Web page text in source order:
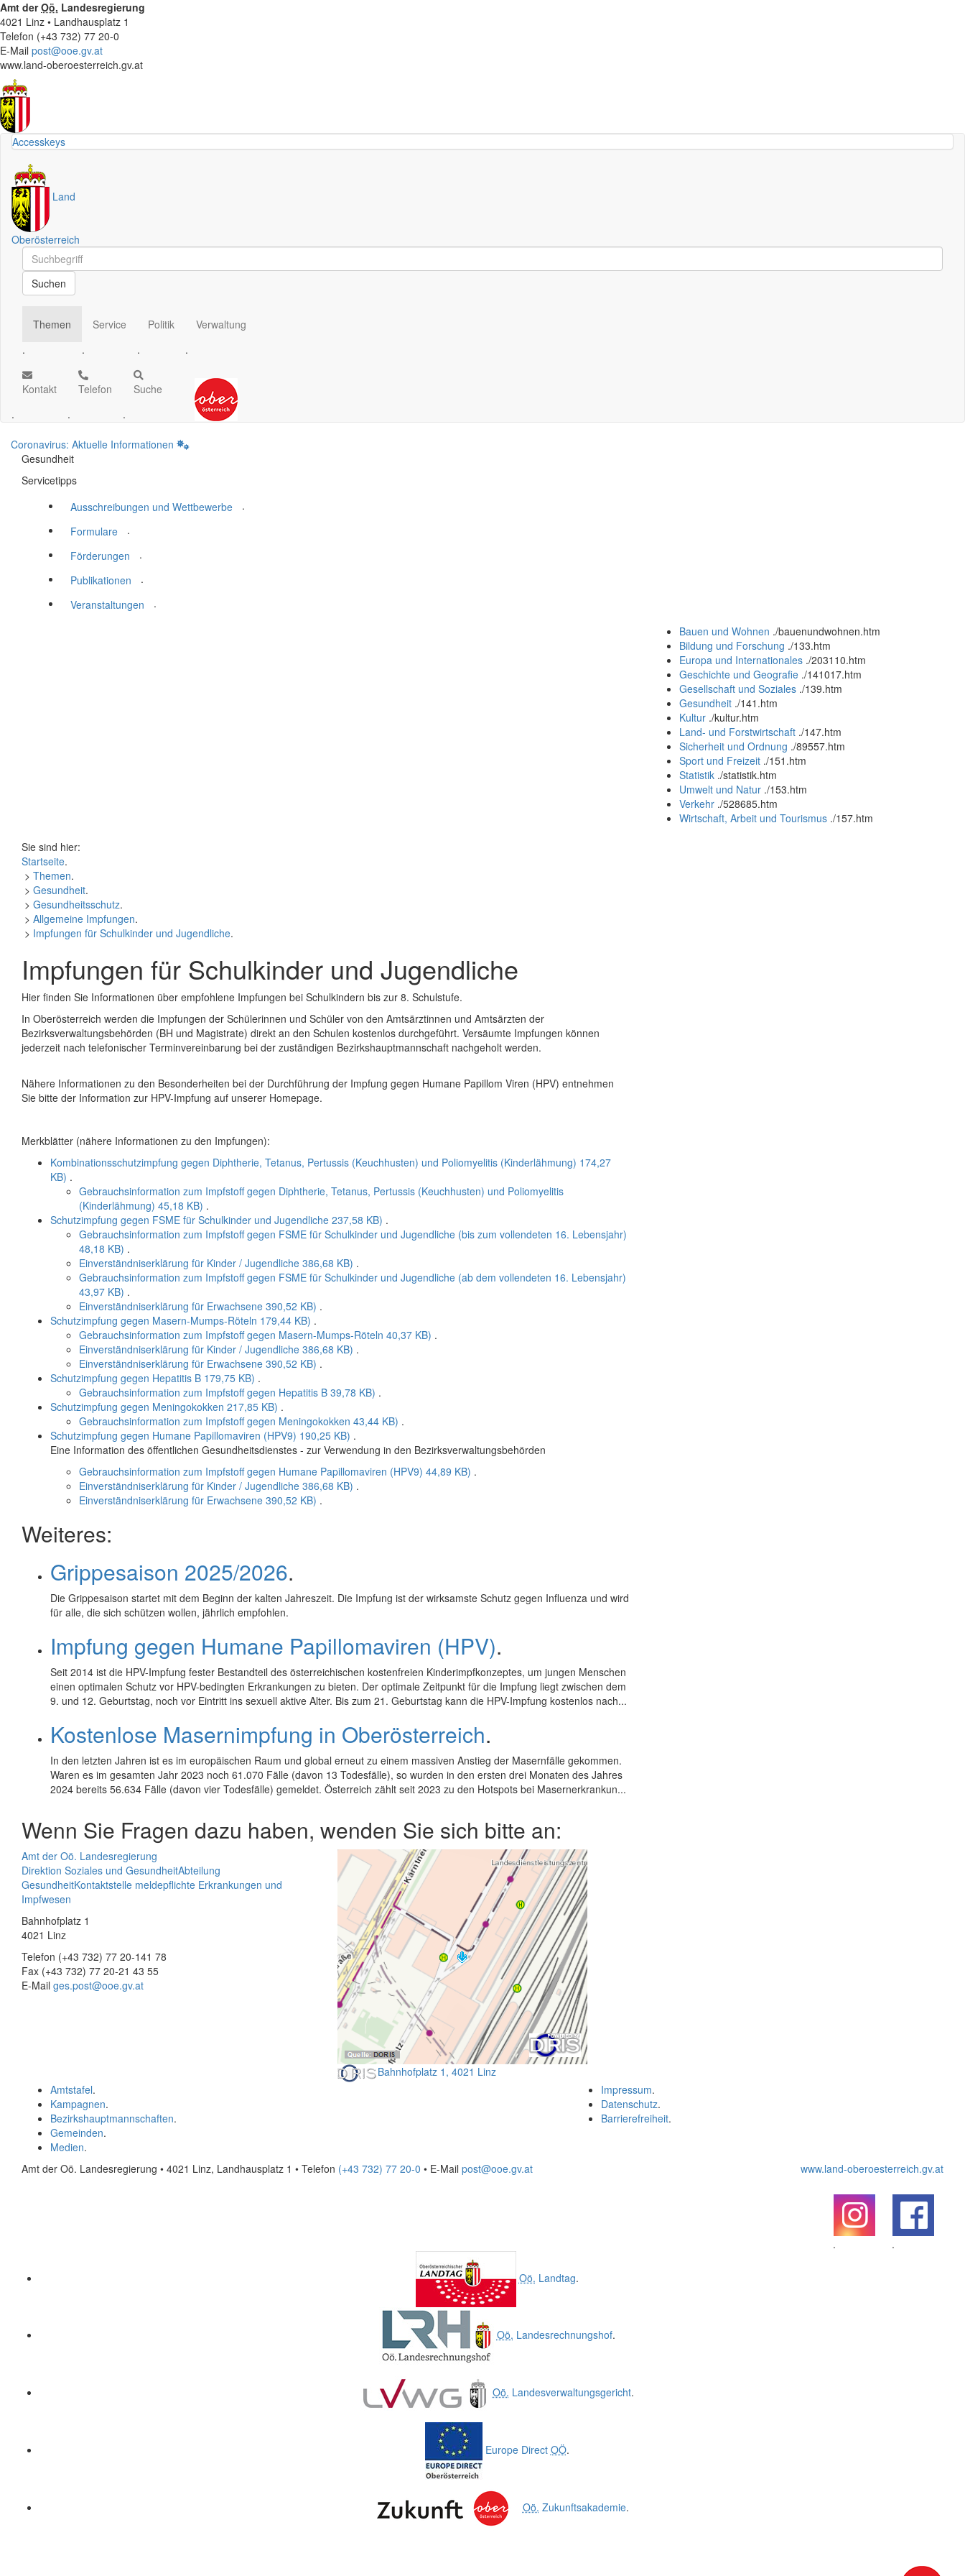
Amt derOö. Landesregierung
4021 Linz • Landhausplatz 1
Telefon (+43 732) 77 20-0
E-Mail post@ooe.gv.at
www.land-oberoesterreich.gv.at
Accesskeys
Land
Oberösterreich
Schnellsuche
Schnellsuche
Suchen
Themen
.
Service
.
Politik
.
Verwaltung
.
Kontakt
.
Telefon
.
Suche
.
Coronavirus: Aktuelle Informationen
Gesundheit
Servicetipps
Ausschreibungen und Wettbewerbe
.
Formulare
.
Förderungen
.
Publikationen
.
Veranstaltungen
.
Bauen und Wohnen ./bauenundwohnen.htm
Bildung und Forschung ./133.htm
Europa und Internationales ./203110.htm
Geschichte und Geografie ./141017.htm
Gesellschaft und Soziales ./139.htm
Gesundheit ./141.htm
Kultur ./kultur.htm
Land- und Forstwirtschaft ./147.htm
Sicherheit und Ordnung ./89557.htm
Sport und Freizeit ./151.htm
Statistik ./statistik.htm
Umwelt und Natur ./153.htm
Verkehr ./528685.htm
Wirtschaft, Arbeit und Tourismus ./157.htm
Sie sind hier:
Startseite.
> Themen.
> Gesundheit.
> Gesundheitsschutz.
> Allgemeine Impfungen.
> Impfungen für Schulkinder und Jugendliche.
Impfungen für Schulkinder und Jugendliche
Hier finden Sie Informationen über empfohlene Impfungen bei Schulkindern bis zur 8. Schulstufe.
In Oberösterreich werden die Impfungen der Schülerinnen und Schüler von den Amtsärztinnen und Amtsärzten der
Bezirksverwaltungsbehörden (BH und Magistrate) direkt an den Schulen kostenlos durchgeführt. Versäumte Impfungen können
jederzeit nach telefonischer Terminvereinbarung bei der zuständigen Bezirkshauptmannschaft nachgeholt werden.
Nähere Informationen zu den Besonderheiten bei der Durchführung der Impfung gegen Humane Papillom Viren (HPV) entnehmen
Sie bitte der Information zur HPV-Impfung auf unserer Homepage.
Merkblätter (nähere Informationen zu den Impfungen):
Kombinationsschutzimpfung gegen Diphtherie, Tetanus, Pertussis (Keuchhusten) und Poliomyelitis (Kinderlähmung) 174,27
KB) .
Gebrauchsinformation zum Impfstoff gegen Diphtherie, Tetanus, Pertussis (Keuchhusten) und Poliomyelitis
(Kinderlähmung) 45,18 KB) .
Schutzimpfung gegen FSME für Schulkinder und Jugendliche 237,58 KB) .
Gebrauchsinformation zum Impfstoff gegen FSME für Schulkinder und Jugendliche (bis zum vollendeten 16. Lebensjahr)
48,18 KB) .
Einverständniserklärung für Kinder / Jugendliche 386,68 KB) .
Gebrauchsinformation zum Impfstoff gegen FSME für Schulkinder und Jugendliche (ab dem vollendeten 16. Lebensjahr)
43,97 KB) .
Einverständniserklärung für Erwachsene 390,52 KB) .
Schutzimpfung gegen Masern-Mumps-Röteln 179,44 KB) .
Gebrauchsinformation zum Impfstoff gegen Masern-Mumps-Röteln 40,37 KB) .
Einverständniserklärung für Kinder / Jugendliche 386,68 KB) .
Einverständniserklärung für Erwachsene 390,52 KB) .
Schutzimpfung gegen Hepatitis B 179,75 KB) .
Gebrauchsinformation zum Impfstoff gegen Hepatitis B 39,78 KB) .
Schutzimpfung gegen Meningokokken 217,85 KB) .
Gebrauchsinformation zum Impfstoff gegen Meningokokken 43,44 KB) .
Schutzimpfung gegen Humane Papillomaviren (HPV9) 190,25 KB) .
Eine Information des öffentlichen Gesundheitsdienstes - zur Verwendung in den Bezirksverwaltungsbehörden
Gebrauchsinformation zum Impfstoff gegen Humane Papillomaviren (HPV9) 44,89 KB) .
Einverständniserklärung für Kinder / Jugendliche 386,68 KB) .
Einverständniserklärung für Erwachsene 390,52 KB) .
Weiteres:
Grippesaison 2025/2026.
Die Grippesaison startet mit dem Beginn der kalten Jahreszeit. Die Impfung ist der wirksamste Schutz gegen Influenza und wird
für alle, die sich schützen wollen, jährlich empfohlen.
Impfung gegen Humane Papillomaviren (HPV).
Seit 2014 ist die HPV-Impfung fester Bestandteil des österreichischen kostenfreien Kinderimpfkonzeptes, um jungen Menschen
einen optimalen Schutz vor HPV-bedingten Erkrankungen zu bieten. Der optimale Zeitpunkt für die Impfung liegt zwischen dem
9. und 12. Geburtstag, noch vor Eintritt ins sexuell aktive Alter. Bis zum 21. Geburtstag kann die HPV-Impfung kostenlos nach...
Kostenlose Masernimpfung in Oberösterreich.
In den letzten Jahren ist es im europäischen Raum und global erneut zu einem massiven Anstieg der Masernfälle gekommen.
Waren es im gesamten Jahr 2023 noch 61.070 Fälle (davon 13 Todesfälle), so wurden in den ersten drei Monaten des Jahres
2024 bereits 56.634 Fälle (davon vier Todesfälle) gemeldet. Österreich zählt seit 2023 zu den Hotspots bei Masernerkrankun...
Wenn Sie Fragen dazu haben, wenden Sie sich bitte an:
Amt der Oö. Landesregierung
Direktion Soziales und GesundheitAbteilung
GesundheitKontaktstelle meldepflichte Erkrankungen und
Impfwesen
Bahnhofplatz 1
4021 Linz
Telefon (+43 732) 77 20-141 78
Fax (+43 732) 77 20-21 43 55
E-Mail ges.post@ooe.gv.at
Bahnhofplatz 1, 4021 Linz
Impressum.
Datenschutz.
Barrierefreiheit.
Amtstafel.
Kampagnen.
Bezirkshauptmannschaften.
Gemeinden.
Medien.
Amt der Oö. Landesregierung • 4021 Linz, Landhausplatz 1 • Telefon (+43 732) 77 20-0 • E-Mail post@ooe.gv.at www.land-oberoesterreich.gv.at
.
.
Oö. Landtag.
Oö. Landesrechnungshof.
Oö. Landesverwaltungsgericht.
Europe Direct OÖ.
Oö. Zukunftsakademie.